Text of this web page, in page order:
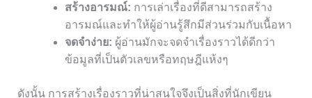
สร้างอารมณ์: การเล่าเรื่องที่ดีสามารถสร้าง
อารมณ์และทำให้ผู้อ่านรู้สึกมีส่วนร่วมกับเนื้อหา
จดจำง่าย: ผู้อ่านมักจะจดจำเรื่องราวได้ดีกว่า
ข้อมูลที่เป็นตัวเลขหรือทฤษฎีแห้งๆ
ดังนั้น การสร้างเรื่องราวที่น่าสนใจจึงเป็นสิ่งที่นักเขียน